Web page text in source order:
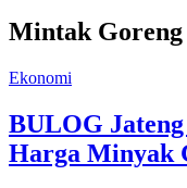
Mintak Goreng
Ekonomi
BULOG
Harga Minyak